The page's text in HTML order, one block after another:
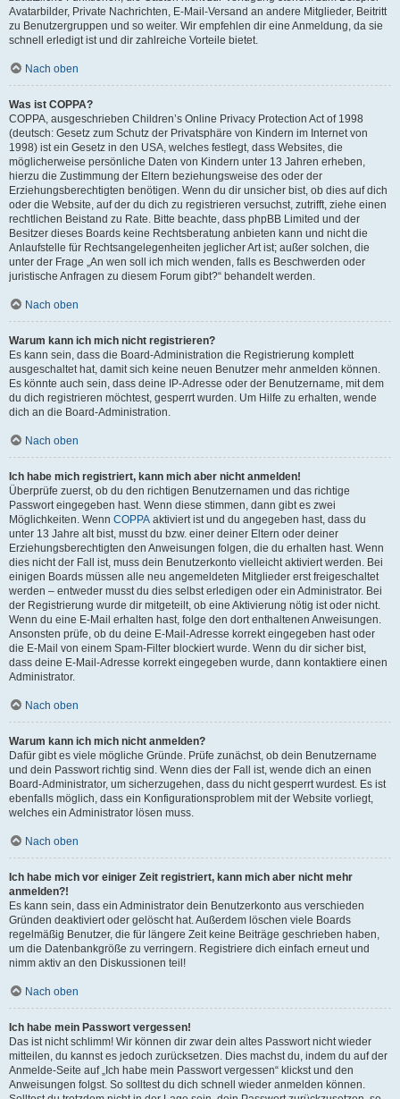
Avatarbilder, Private Nachrichten, E-Mail-Versand an andere Mitglieder, Beitritt
zu Benutzergruppen und so weiter. Wir empfehlen dir eine Anmeldung, da sie
schnell erledigt ist und dir zahlreiche Vorteile bietet.
Nach oben
Was ist COPPA?
COPPA, ausgeschrieben Children’s Online Privacy Protection Act of 1998
(deutsch: Gesetz zum Schutz der Privatsphäre von Kindern im Internet von
1998) ist ein Gesetz in den USA, welches festlegt, dass Websites, die
möglicherweise persönliche Daten von Kindern unter 13 Jahren erheben,
hierzu die Zustimmung der Eltern beziehungsweise des oder der
Erziehungsberechtigten benötigen. Wenn du dir unsicher bist, ob dies auf dich
oder die Website, auf der du dich zu registrieren versuchst, zutrifft, ziehe einen
rechtlichen Beistand zu Rate. Bitte beachte, dass phpBB Limited und der
Besitzer dieses Boards keine Rechtsberatung anbieten kann und nicht die
Anlaufstelle für Rechtsangelegenheiten jeglicher Art ist; außer solchen, die
unter der Frage „An wen soll ich mich wenden, falls es Beschwerden oder
juristische Anfragen zu diesem Forum gibt?“ behandelt werden.
Nach oben
Warum kann ich mich nicht registrieren?
Es kann sein, dass die Board-Administration die Registrierung komplett
ausgeschaltet hat, damit sich keine neuen Benutzer mehr anmelden können.
Es könnte auch sein, dass deine IP-Adresse oder der Benutzername, mit dem
du dich registrieren möchtest, gesperrt wurden. Um Hilfe zu erhalten, wende
dich an die Board-Administration.
Nach oben
Ich habe mich registriert, kann mich aber nicht anmelden!
Überprüfe zuerst, ob du den richtigen Benutzernamen und das richtige
Passwort eingegeben hast. Wenn diese stimmen, dann gibt es zwei
Möglichkeiten. Wenn COPPA aktiviert ist und du angegeben hast, dass du
unter 13 Jahre alt bist, musst du bzw. einer deiner Eltern oder deiner
Erziehungsberechtigten den Anweisungen folgen, die du erhalten hast. Wenn
dies nicht der Fall ist, muss dein Benutzerkonto vielleicht aktiviert werden. Bei
einigen Boards müssen alle neu angemeldeten Mitglieder erst freigeschaltet
werden – entweder musst du dies selbst erledigen oder ein Administrator. Bei
der Registrierung wurde dir mitgeteilt, ob eine Aktivierung nötig ist oder nicht.
Wenn du eine E-Mail erhalten hast, folge den dort enthaltenen Anweisungen.
Ansonsten prüfe, ob du deine E-Mail-Adresse korrekt eingegeben hast oder
die E-Mail von einem Spam-Filter blockiert wurde. Wenn du dir sicher bist,
dass deine E-Mail-Adresse korrekt eingegeben wurde, dann kontaktiere einen
Administrator.
Nach oben
Warum kann ich mich nicht anmelden?
Dafür gibt es viele mögliche Gründe. Prüfe zunächst, ob dein Benutzername
und dein Passwort richtig sind. Wenn dies der Fall ist, wende dich an einen
Board-Administrator, um sicherzugehen, dass du nicht gesperrt wurdest. Es ist
ebenfalls möglich, dass ein Konfigurationsproblem mit der Website vorliegt,
welches ein Administrator lösen muss.
Nach oben
Ich habe mich vor einiger Zeit registriert, kann mich aber nicht mehr
anmelden?!
Es kann sein, dass ein Administrator dein Benutzerkonto aus verschieden
Gründen deaktiviert oder gelöscht hat. Außerdem löschen viele Boards
regelmäßig Benutzer, die für längere Zeit keine Beiträge geschrieben haben,
um die Datenbankgröße zu verringern. Registriere dich einfach erneut und
nimm aktiv an den Diskussionen teil!
Nach oben
Ich habe mein Passwort vergessen!
Das ist nicht schlimm! Wir können dir zwar dein altes Passwort nicht wieder
mitteilen, du kannst es jedoch zurücksetzen. Dies machst du, indem du auf der
Anmelde-Seite auf „Ich habe mein Passwort vergessen“ klickst und den
Anweisungen folgst. So solltest du dich schnell wieder anmelden können.